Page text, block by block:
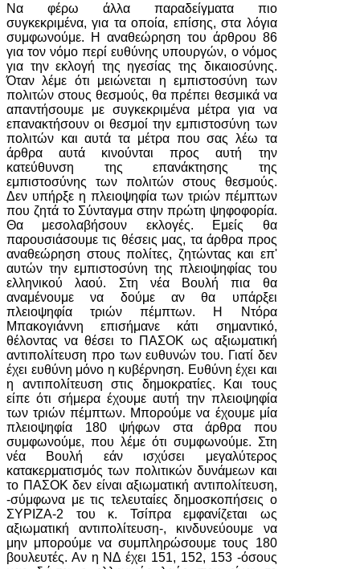
Να φέρω άλλα παραδείγματα πιο
συγκεκριμένα, για τα οποία, επίσης, στα λόγια
συμφωνούμε. Η αναθεώρηση του άρθρου 86
για τον νόμο περί ευθύνης υπουργών, ο νόμος
για την εκλογή της ηγεσίας της δικαιοσύνης.
Όταν λέμε ότι μειώνεται η εμπιστοσύνη των
πολιτών στους θεσμούς, θα πρέπει θεσμικά να
απαντήσουμε με συγκεκριμένα μέτρα για να
επανακτήσουν οι θεσμοί την εμπιστοσύνη των
πολιτών και αυτά τα μέτρα που σας λέω τα
άρθρα αυτά κινούνται προς αυτή την
κατεύθυνση της επανάκτησης της
εμπιστοσύνης των πολιτών στους θεσμούς.
Δεν υπήρξε η πλειοψηφία των τριών πέμπτων
που ζητά το Σύνταγμα στην πρώτη ψηφοφορία.
Θα μεσολαβήσουν εκλογές. Εμείς θα
παρουσιάσουμε τις θέσεις μας, τα άρθρα προς
αναθεώρηση στους πολίτες, ζητώντας και επ'
αυτών την εμπιστοσύνη της πλειοψηφίας του
ελληνικού λαού. Στη νέα Βουλή πια θα
αναμένουμε να δούμε αν θα υπάρξει
πλειοψηφία τριών πέμπτων. Η Ντόρα
Μπακογιάννη επισήμανε κάτι σημαντικό,
θέλοντας να θέσει το ΠΑΣΟΚ ως αξιωματική
αντιπολίτευση προ των ευθυνών του. Γιατί δεν
έχει ευθύνη μόνο η κυβέρνηση. Ευθύνη έχει και
η αντιπολίτευση στις δημοκρατίες. Και τους
είπε ότι σήμερα έχουμε αυτή την πλειοψηφία
των τριών πέμπτων. Μπορούμε να έχουμε μία
πλειοψηφία 180 ψήφων στα άρθρα που
συμφωνούμε, που λέμε ότι συμφωνούμε. Στη
νέα Βουλή εάν ισχύσει μεγαλύτερος
κατακερματισμός των πολιτικών δυνάμεων και
το ΠΑΣΟΚ δεν είναι αξιωματική αντιπολίτευση,
-σύμφωνα με τις τελευταίες δημοσκοπήσεις ο
ΣΥΡΙΖΑ-2 του κ. Τσίπρα εμφανίζεται ως
αξιωματική αντιπολίτευση-, κινδυνεύουμε να
μην μπορούμε να συμπληρώσουμε τους 180
βουλευτές. Αν η ΝΔ έχει 151, 152, 153 -όσους